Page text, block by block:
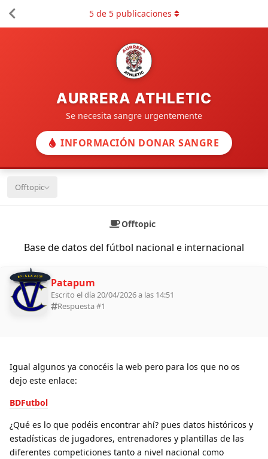
AURRERA ATHLETIC
Se necesita sangre urgentemente
INFORMACIÓN DONAR SANGRE
Offtopic
Offtopic
Base de datos del fútbol nacional e internacional
5de 5publicaciones
BOLILLA 2026 Patapum
Escrito el día 20/04/2026 a las 14:51
Respuesta #1
Igual algunos ya conocéis la web pero para los que no os
dejo este enlace:
BDFutbol
¿Qué es lo que podéis encontrar ahí? pues datos históricos y
estadísticas de jugadores, entrenadores y plantillas de las
diferentes competiciones tanto a nivel nacional como